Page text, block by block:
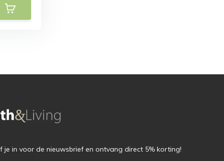
je in voor de nieuwsbrief en ontvang direct 5% korting!